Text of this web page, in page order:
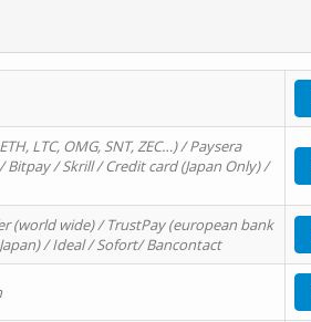
LTC, OMG, SNT, ZEC…) / Paysera
Bitpay / Skrill / Credit card (Japan Only) /
(world wide) / TrustPay (european bank
/ Ideal / Sofort/ Bancontact